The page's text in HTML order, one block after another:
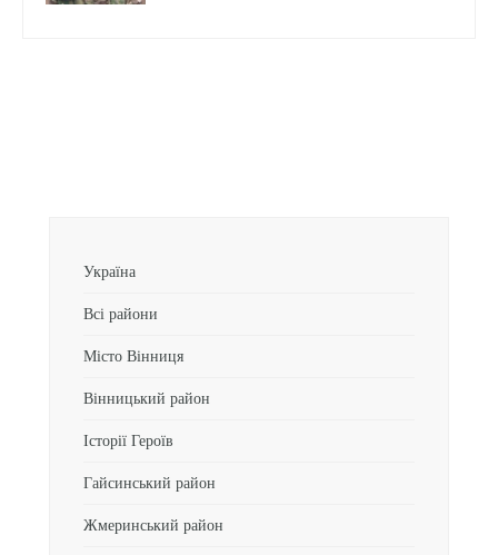
Україна
Всі райони
Місто Вінниця
Вінницький район
Історії Героїв
Гайсинський район
Жмеринський район